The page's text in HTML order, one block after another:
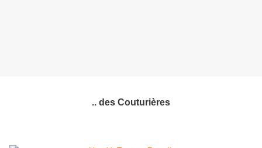
.. des Couturières